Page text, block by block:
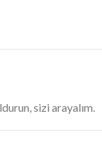
sizi arayalım.